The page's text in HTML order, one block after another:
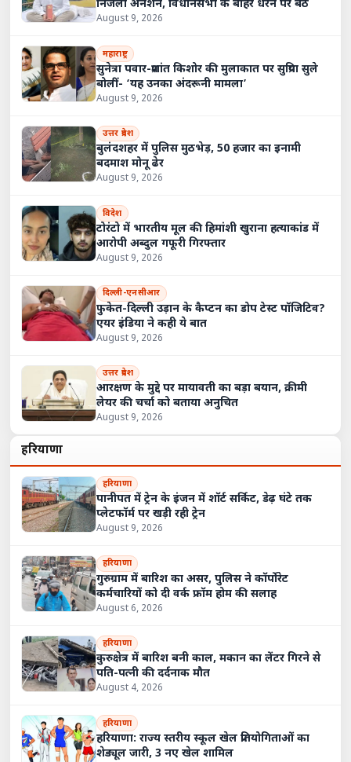
निर्जला अनशन, विधानसभा के बाहर धरने पर बैठे
August 9, 2026
महाराष्ट्र
सुनेत्रा पवार-प्रशांत किशोर की मुलाकात पर सुप्रिया सुले
बोलीं- ‘यह उनका अंदरूनी मामला’
August 9, 2026
उत्तर प्रदेश
बुलंदशहर में पुलिस मुठभेड़, 50 हजार का इनामी
बदमाश मोनू ढेर
August 9, 2026
विदेश
टोरंटो में भारतीय मूल की हिमांशी खुराना हत्याकांड में
आरोपी अब्दुल गफूरी गिरफ्तार
August 9, 2026
दिल्ली-एनसीआर
फुकेत-दिल्ली उड़ान के कैप्टन का डोप टेस्ट पॉजिटिव?
एयर इंडिया ने कही ये बात
August 9, 2026
उत्तर प्रदेश
आरक्षण के मुद्दे पर मायावती का बड़ा बयान, क्रीमी
लेयर की चर्चा को बताया अनुचित
August 9, 2026
हरियाणा
हरियाणा
पानीपत में ट्रेन के इंजन में शॉर्ट सर्किट, डेढ़ घंटे तक
प्लेटफॉर्म पर खड़ी रही ट्रेन
August 9, 2026
हरियाणा
गुरुग्राम में बारिश का असर, पुलिस ने कॉर्पोरेट
कर्मचारियों को दी वर्क फ्रॉम होम की सलाह
August 6, 2026
हरियाणा
कुरुक्षेत्र में बारिश बनी काल, मकान का लेंटर गिरने से
पति-पत्नी की दर्दनाक मौत
August 4, 2026
हरियाणा
हरियाणा: राज्य स्तरीय स्कूल खेल प्रतियोगिताओं का
शेड्यूल जारी, 3 नए खेल शामिल